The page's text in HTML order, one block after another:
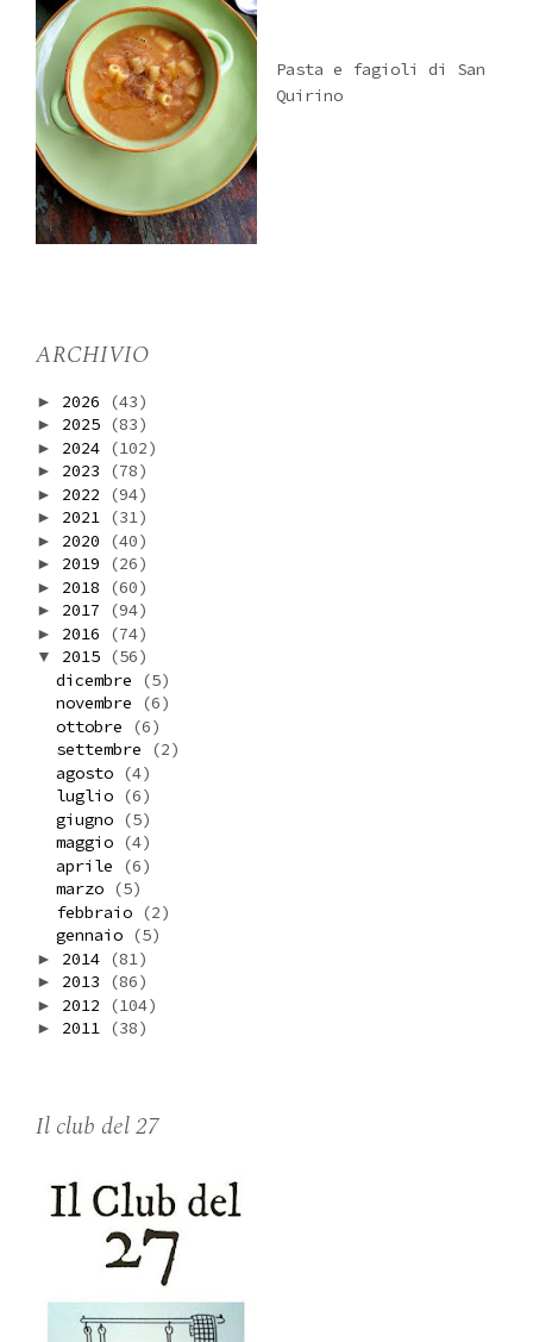
Pasta e fagioli di San
Quirino
ARCHIVIO
► 2026 (43)
► 2025 (83)
► 2024 (102)
► 2023 (78)
► 2022 (94)
► 2021 (31)
► 2020 (40)
► 2019 (26)
► 2018 (60)
► 2017 (94)
► 2016 (74)
▼ 2015 (56)
dicembre
(5)
novembre
(6)
ottobre
(6)
settembre
(2)
agosto (4)
luglio (6)
giugno (5)
maggio (4)
aprile
(6)
marzo (5)
febbraio (2)
gennaio (5)
► 2014 (81)
► 2013 (86)
► 2012 (104)
► 2011 (38)
Il club del 27